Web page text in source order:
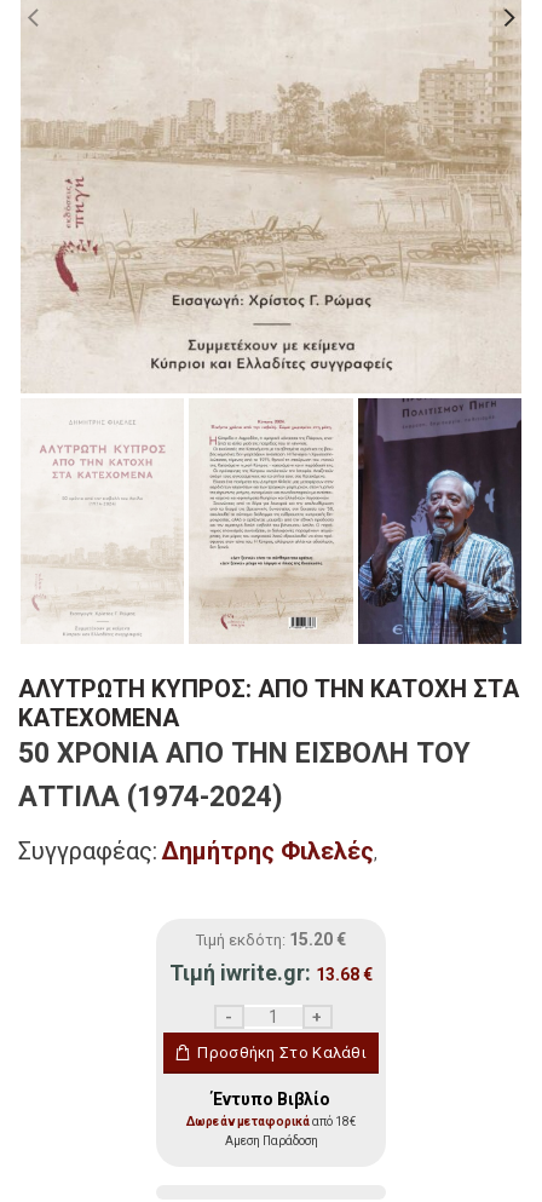
ΑΛΥΤΡΩΤΗ ΚΥΠΡΟΣ: ΑΠΟ ΤΗΝ ΚΑΤΟΧΗ ΣΤΑ
ΚΑΤΕΧΟΜΕΝΑ
50 ΧΡΟΝΙΑ ΑΠΟ ΤΗΝ ΕΙΣΒΟΛΗ ΤΟΥ
ΑΤΤΙΛΑ (1974-2024)
Συγγραφέας:Δημήτρης Φιλελές,
Τιμή εκδότη: 15.20 €
Τιμή iwrite.gr: 13.68€
Προσθήκη Στο Καλάθι
Έντυπο Βιβλίο
Δωρεάν μεταφορικάαπό 18€
Αμεση Παράδοση